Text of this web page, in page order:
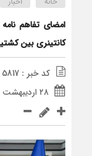
امضای تفاهم
کانتینری بین
کد خبر : 5817
۲۸ اردیبهشت ۱۴۰۴ - ۹:۵۱